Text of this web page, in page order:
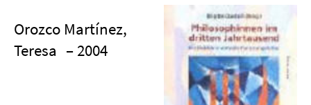
Orozco Martínez,
Teresa – 2004